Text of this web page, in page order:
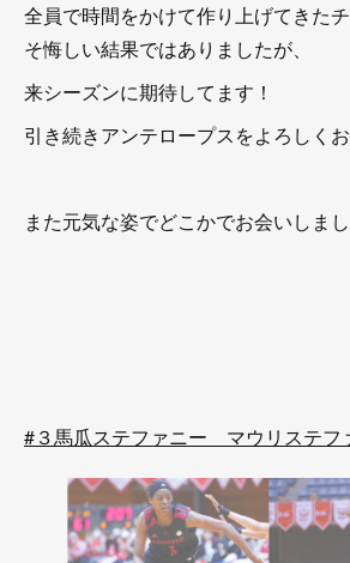
全員で時間をかけて作り上げてきた
そ悔しい結果ではありましたが、
来シーズンに期待してます！
引き続きアンテロープスをよろしくお
また元気な姿でどこかでお会いしま
#３馬瓜ステファニー マウリステフ